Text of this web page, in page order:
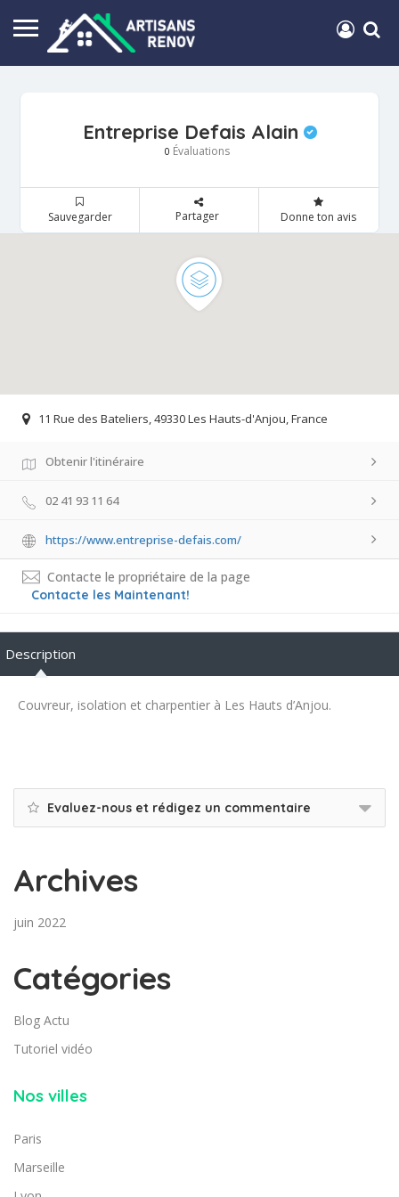
Entreprise Defais Alain
0 Évaluations
Sauvegarder Partager Donne ton avis
11 Rue des Bateliers, 49330 Les Hauts-d'Anjou, France
Obtenir l'itinéraire
02 41 93 11 64
https://www.entreprise-defais.com/
Contacte le propriétaire de la page
Contacte les Maintenant!
Description
Couvreur, isolation et charpentier à Les Hauts d’Anjou.
Evaluez-nous et rédigez un commentaire
Archives
juin 2022
Catégories
Blog Actu
Tutoriel vidéo
Nos villes
Paris
Marseille